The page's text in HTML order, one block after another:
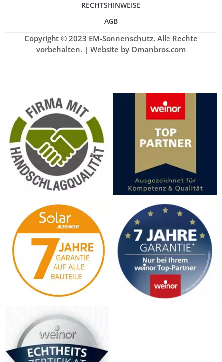
RECHTSHINWEISE
AGB
Copyright © 2023 EM-Sonnenschutz. Alle Rechte
vorbehalten. | Website by Omanbros.com